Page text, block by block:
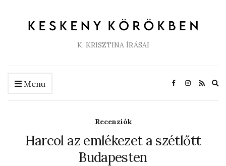
K. KRISZTINA ÍRÁSAI
Menu
Recenziók
Harcol az emlékezet a szétlőtt
Budapesten